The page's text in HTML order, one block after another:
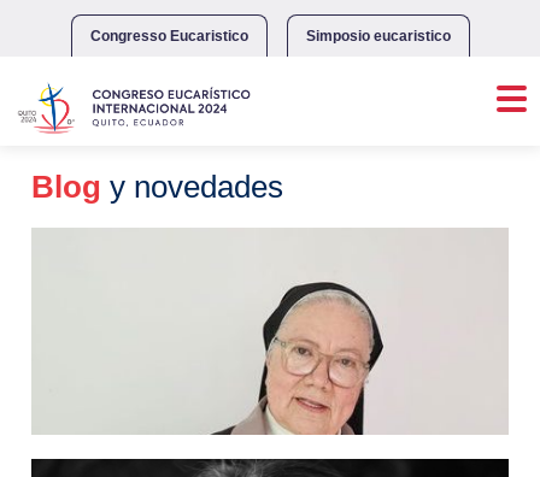
Congresso Eucaristico Simposio eucaristico
Blog y novedades